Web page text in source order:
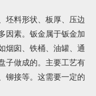
坯料形状、板厚、压边
因素。钣金属于钣金加
烟囱、铁桶、油罐、通
子做成的。主要工艺有
铆接等。这需要一定的